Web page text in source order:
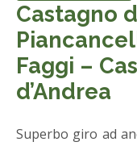
Castagno
Faggi –
d’Andrea
Superbo giro ad